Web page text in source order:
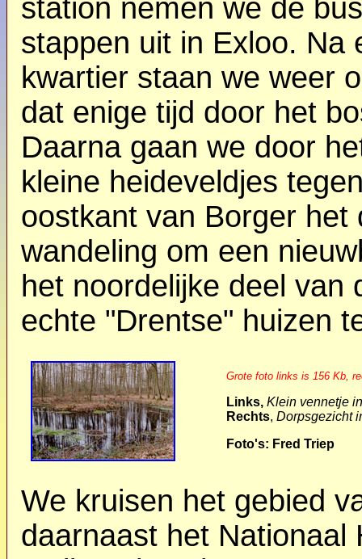
station nemen we de
stappen uit in Exloo. Na
kwartier staan we weer
dat enige tijd door het
Daarna gaan we door
kleine heideveldjes
oostkant van Borger het
wandeling om een
het noordelijke deel van
echte "Drentse" huizen
Grote foto links is 156 Kb,
Links, Klein vennetje
Rechts, Dorpsgezicht
Foto's: Fred Triep
We kruisen het gebied
daarnaast het Nationaal